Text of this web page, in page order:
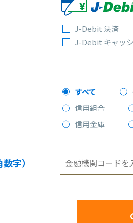
J-Debit 決済
J-Debit キャッ
すべて
信用組合
信用金庫
字）